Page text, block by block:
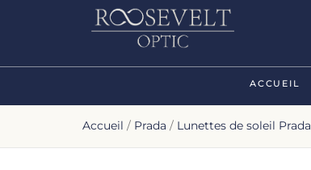
ACCUEIL
Accueil / Prada / Lunettes de soleil Prada